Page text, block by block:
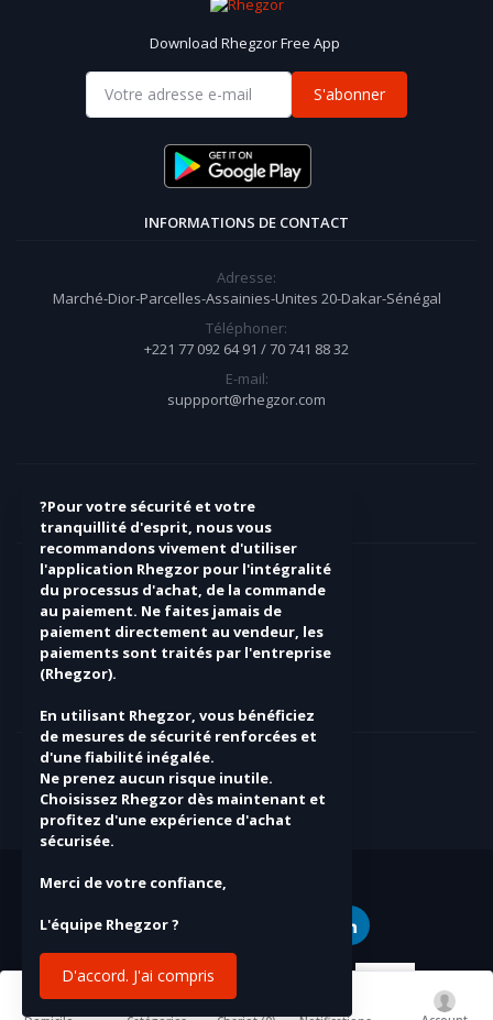
Download Rhegzor Free App
S'abonner
INFORMATIONS DE CONTACT
Adresse:
Marché-Dior-Parcelles-Assainies-Unites 20-Dakar-Sénégal
Téléphoner:
+221 77 092 64 91 / 70 741 88 32
E-mail:
suppport@rhegzor.com
MON COMPTE
Connexion
Historique des commandes
Ma liste d'envies
SOYEZ UN VENDEUR
Appliquer maintenant
PAYMENT METHODS
?️Pour votre sécurité et votre
tranquillité d'esprit, nous vous
recommandons vivement d'utiliser
l'application Rhegzor pour l'intégralité
du processus d'achat, de la commande
au paiement. Ne faites jamais de
paiement directement au vendeur, les
paiements sont traités par l'entreprise
(Rhegzor).
En utilisant Rhegzor, vous bénéficiez
de mesures de sécurité renforcées et
d'une fiabilité inégalée.
Ne prenez aucun risque inutile.
Choisissez Rhegzor dès maintenant et
profitez d'une expérience d'achat
sécurisée.
Merci de votre confiance,
L'équipe Rhegzor ?
D'accord. J'ai compris